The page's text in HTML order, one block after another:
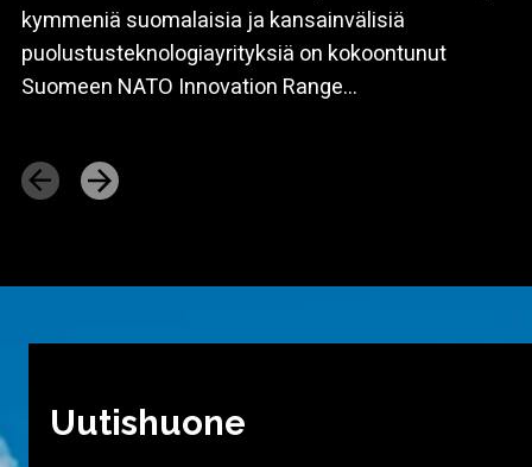
kymmeniä suomalaisia ja kansainvälisiä
puolustusteknologiayrityksiä on kokoontunut
Suomeen NATO Innovation Range...
Uutishuone